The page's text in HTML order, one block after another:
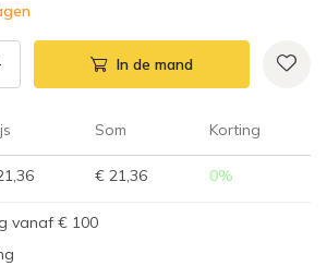
In de mand
Som Korting
€ 21,36 0%
vanaf € 100